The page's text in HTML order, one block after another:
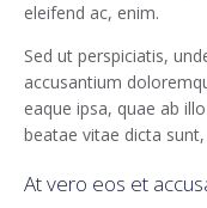
eleifend ac, enim.
Sed ut perspiciatis,
accusantium
eaque ipsa, quae ab
beatae vitae dicta
At vero eos et